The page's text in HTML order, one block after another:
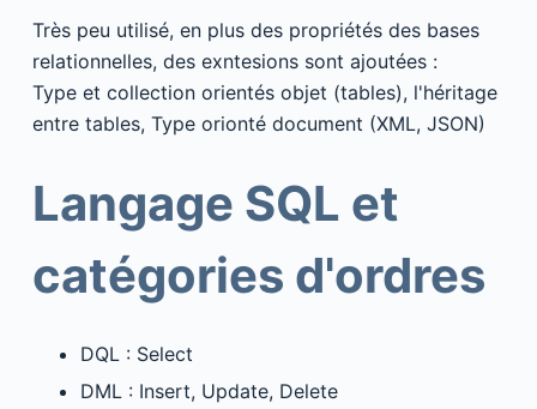
Très peu utilisé, en plus des propriétés des bases
relationnelles, des exntesions sont ajoutées :
Type et collection orientés objet (tables), l'héritage
entre tables, Type orionté document (XML, JSON)
Langage SQL et
catégories d'ordres
DQL : Select
DML : Insert, Update, Delete